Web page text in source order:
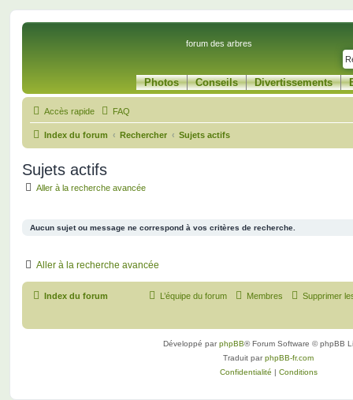
forum des arbres
Photos Conseils Divertissements
Accès rapide FAQ
Index du forum Rechercher Sujets actifs
Sujets actifs
Aller à la recherche avancée
Aucun sujet ou message ne correspond à vos critères de recherche.
Aller à la recherche avancée
Index du forum Supprimer
Membres
L’équipe du forum
Développé parphpBB® Forum Software © phpBB
Traduit parphpBB-fr.com
Confidentialité | Conditions